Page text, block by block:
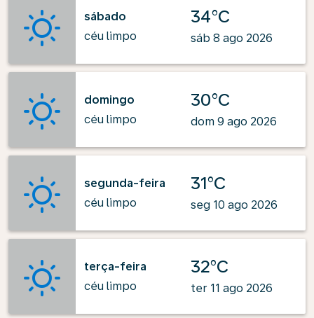
sábado
céu limpo
34°C
sáb 8 ago 2026
domingo
céu limpo
30°C
dom 9 ago 2026
segunda-feira
céu limpo
31°C
seg 10 ago 2026
terça-feira
céu limpo
32°C
ter 11 ago 2026